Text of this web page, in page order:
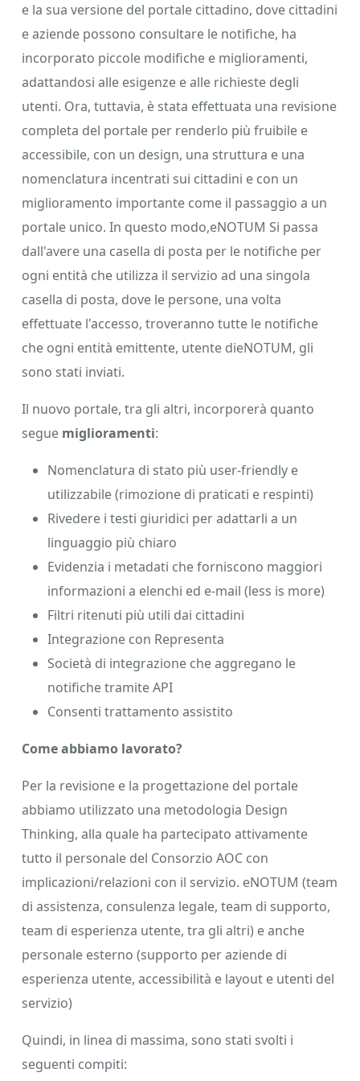
e la sua versione del portale cittadino, dove cittadini
e aziende possono consultare le notifiche, ha
incorporato piccole modifiche e miglioramenti,
adattandosi alle esigenze e alle richieste degli
utenti. Ora, tuttavia, è stata effettuata una revisione
completa del portale per renderlo più fruibile e
accessibile, con un design, una struttura e una
nomenclatura incentrati sui cittadini e con un
miglioramento importante come il passaggio a un
portale unico. In questo modo,eNOTUM Si passa
dall'avere una casella di posta per le notifiche per
ogni entità che utilizza il servizio ad una singola
casella di posta, dove le persone, una volta
effettuate l'accesso, troveranno tutte le notifiche
che ogni entità emittente, utente dieNOTUM, gli
sono stati inviati.
Il nuovo portale, tra gli altri, incorporerà quanto
segue miglioramenti:
Nomenclatura di stato più user-friendly e
utilizzabile (rimozione di praticati e respinti)
Rivedere i testi giuridici per adattarli a un
linguaggio più chiaro
Evidenzia i metadati che forniscono maggiori
informazioni a elenchi ed e-mail (less is more)
Filtri ritenuti più utili dai cittadini
Integrazione con Representa
Società di integrazione che aggregano le
notifiche tramite API
Consenti trattamento assistito
Come abbiamo lavorato?
Per la revisione e la progettazione del portale
abbiamo utilizzato una metodologia Design
Thinking, alla quale ha partecipato attivamente
tutto il personale del Consorzio AOC con
implicazioni/relazioni con il servizio. eNOTUM (team
di assistenza, consulenza legale, team di supporto,
team di esperienza utente, tra gli altri) e anche
personale esterno (supporto per aziende di
esperienza utente, accessibilità e layout e utenti del
servizio)
Quindi, in linea di massima, sono stati svolti i
seguenti compiti: